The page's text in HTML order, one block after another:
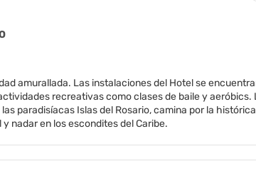
amurallada. Las instalaciones del Hotel se
recreativas como clases de baile y aeróbics.
paradisíacas Islas del Rosario, camina por la
nadar en los escondites del Caribe.